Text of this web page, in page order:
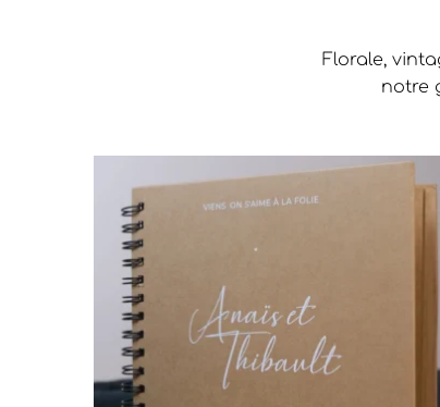
Florale,
notre